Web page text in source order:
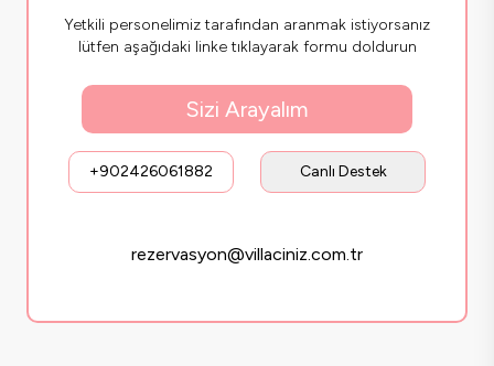
Yetkili personelimiz tarafından aranmak istiyorsanız
lütfen aşağıdaki linke tıklayarak formu doldurun
Sizi Arayalım
+902426061882 Canlı Destek
rezervasyon@villaciniz.com.tr